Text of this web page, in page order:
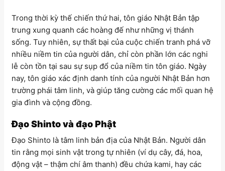
Trong thời kỳ thế chiến thứ hai, tôn giáo Nhật Bản tập
trung xung quanh các hoàng đế như những vị thánh
sống. Tuy nhiên, sự thất bại của cuộc chiến tranh phá vỡ
nhiều niềm tin của người dân, chỉ còn phần lớn các nghi
lễ còn tồn tại sau sự sụp đổ của niềm tin tôn giáo. Ngày
nay, tôn giáo xác định danh tính của người Nhật Bản hơn
trường phái tâm linh, và giúp tăng cường các mối quan hệ
gia đình và cộng đồng.
Đạo Shinto và đạo Phật
Đạo Shinto là tâm linh bản địa của Nhật Bản. Người dân
tin rằng mọi sinh vật trong tự nhiên (ví dụ cây, đá, hoa,
động vật – thậm chí âm thanh) đều chứa kami, hay các